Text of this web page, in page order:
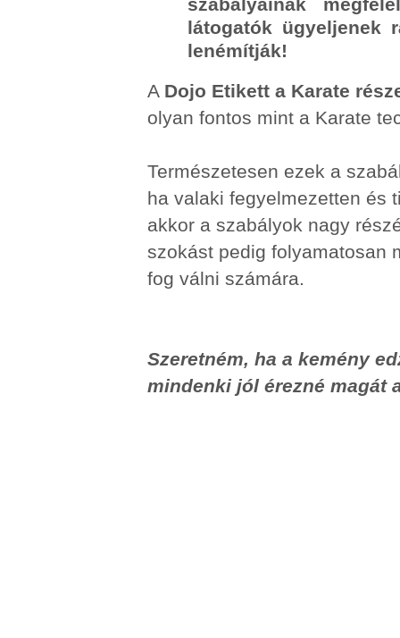
szabályainak
látogatók ügyeljenek
lenémítják!
A Dojo Etikett a Karate
olyan fontos mint a Karate
Természetesen ezek a
ha valaki fegyelmezetten és
akkor a szabályok nagy
szokást pedig folyamatosan
fog válni számára.
Szeretném, ha a kemény
mindenki jól érezné magát